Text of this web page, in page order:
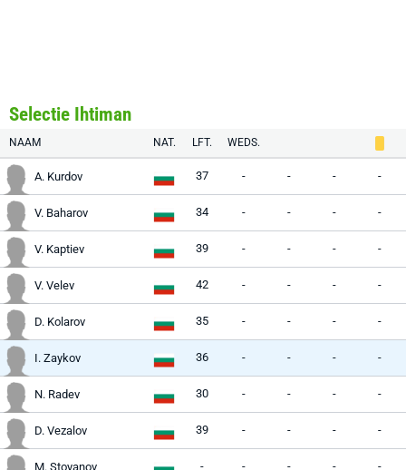
Selectie Ihtiman
NAAM NAT. LFT. WEDS.
A. Kurdov 37 - - - -
V. Baharov 34 - - - -
V. Kaptiev 39 - - - -
V. Velev 42 - - - -
D. Kolarov 35 - - - -
I. Zaykov 36 - - - -
N. Radev 30 - - - -
D. Vezalov 39 - - - -
M. Stoyanov - - - - -